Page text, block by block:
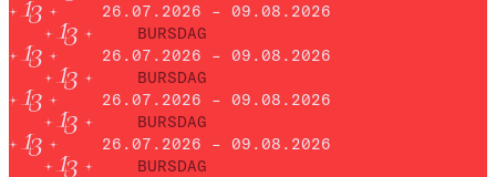
26.07.2026 – 09.08.2026
BURSDAG
26.07.2026 – 09.08.2026
BURSDAG
26.07.2026 – 09.08.2026
BURSDAG
26.07.2026 – 09.08.2026
BURSDAG